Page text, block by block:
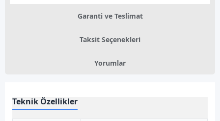
Garanti ve Teslimat
Taksit Seçenekleri
Yorumlar
Teknik Özellikler